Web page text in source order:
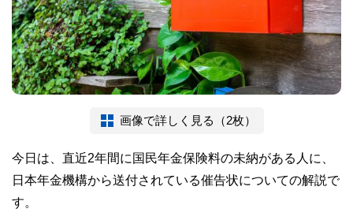
画像で詳しく見る（2枚）
今日は、直近2年間に国民年金保険料の未納がある人に、
日本年金機構から送付されている催告状についての解説で
す。